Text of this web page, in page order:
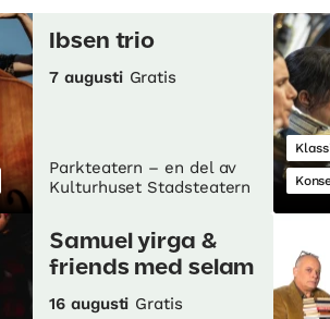
Ibsen trio
7 augusti Gratis
Parkteatern – en del av
Kulturhuset Stadsteatern
Samuel yirga &
friends med selam
16 augusti Gratis